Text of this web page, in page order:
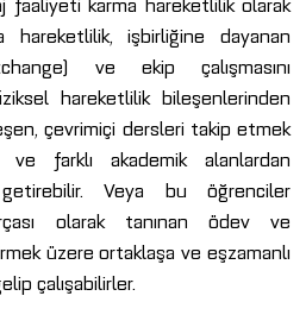
hareketlilik, işbirliğine dayanan
ve ekip çalışmasını
hareketlilik bileşenlerinden
çevrimiçi dersleri takip etmek
farklı akademik alanlardan
Veya bu öğrenciler
olarak tanınan ödev ve
üzere ortaklaşa ve eşzamanlı
çalışabilirler.